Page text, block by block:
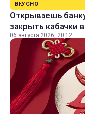
ВКУСНО
Открываешь
закрыть кабачки
06 августа 2026, 20:12